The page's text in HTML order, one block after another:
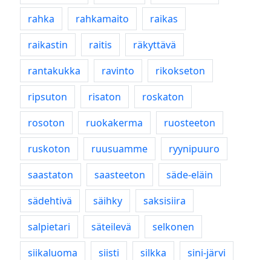
rahka
rahkamaito
raikas
raikastin
raitis
räkyttävä
rantakukka
ravinto
rikokseton
ripsuton
risaton
roskaton
rosoton
ruokakerma
ruosteeton
ruskoton
ruusuamme
ryynipuuro
saastaton
saasteeton
säde-eläin
sädehtivä
säihky
saksisiira
salpietari
säteilevä
selkonen
siikaluoma
siisti silkka
sini-järvi